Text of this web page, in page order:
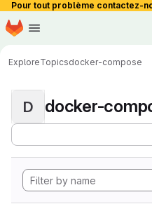
Pour tout problème contactez-
Skip to main content
Homepage
ExploreTopicsdocker-compose
D docker-